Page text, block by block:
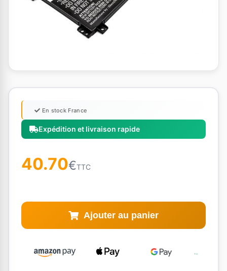
Expédition et livraison rapide
En stock France
40.70€TTC
Ajouter au panier